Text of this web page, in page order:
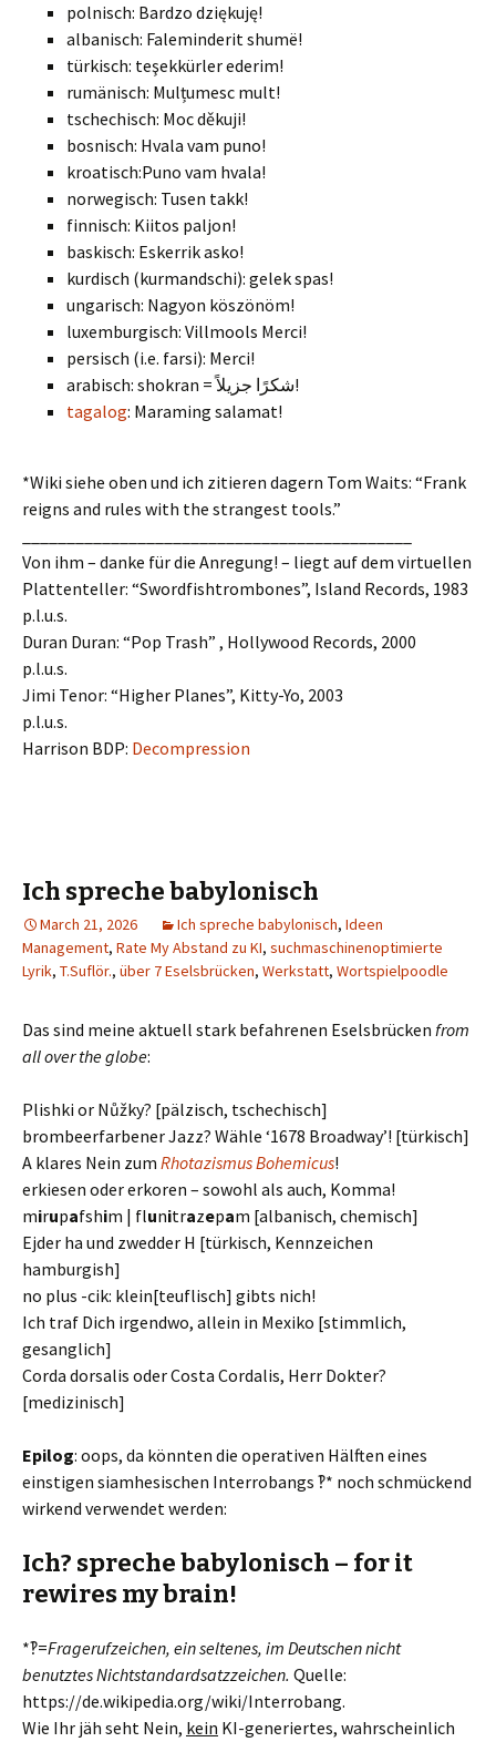
polnisch: Bardzo dziękuję!
albanisch: Faleminderit shumë!
türkisch: teşekkürler ederim!
rumänisch: Mulțumesc mult!
tschechisch: Moc děkuji!
bosnisch: Hvala vam puno!
kroatisch:Puno vam hvala!
norwegisch: Tusen takk!
finnisch: Kiitos paljon!
baskisch: Eskerrik asko!
kurdisch (kurmandschi): gelek spas!
ungarisch: Nagyon köszönöm!
luxemburgisch: Villmools Merci!
persisch (i.e. farsi): Merci!
arabisch: shokran = شكرًا جزيلاً!
tagalog: Maraming salamat!
*Wiki siehe oben und ich zitieren dagern Tom Waits: “Frank
reigns and rules with the strangest tools.”
Von ihm – danke für die Anregung! – liegt auf dem virtuellen
Plattenteller: “Swordfishtrombones”, Island Records, 1983
p.l.u.s.
Duran Duran: “Pop Trash” , Hollywood Records, 2000
p.l.u.s.
Jimi Tenor: “Higher Planes”, Kitty-Yo, 2003
p.l.u.s.
Harrison BDP: Decompression
Ich spreche babylonisch
March 21, 2026 Ich spreche babylonisch, Ideen
Management, Rate My Abstand zu KI, suchmaschinenoptimierte
Lyrik, T.Suflör., über 7 Eselsbrücken, Werkstatt, Wortspielpoodle
Das sind meine aktuell stark befahrenen Eselsbrücken from
all over the globe:
Plishki or Nůžky? [pälzisch, tschechisch]
brombeerfarbener Jazz? Wähle ‘1678 Broadway’! [türkisch]
A klares Nein zum Rhotazismus Bohemicus!
erkiesen oder erkoren – sowohl als auch, Komma!
mirupafshim | flunitrazepam [albanisch, chemisch]
Ejder ha und zwedder H [türkisch, Kennzeichen
hamburgish]
no plus -cik: klein[teuflisch] gibts nich!
Ich traf Dich irgendwo, allein in Mexiko [stimmlich,
gesanglich]
Corda dorsalis oder Costa Cordalis, Herr Dokter?
[medizinisch]
Epilog: oops, da könnten die operativen Hälften eines
einstigen siamhesischen Interrobangs ‽* noch schmückend
wirkend verwendet werden:
Ich? spreche babylonisch – for it
rewires my brain!
*‽=Fragerufzeichen, ein seltenes, im Deutschen nicht
benutztes Nichtstandardsatzzeichen. Quelle:
https://de.wikipedia.org/wiki/Interrobang.
Wie Ihr jäh seht Nein, kein KI-generiertes, wahrscheinlich